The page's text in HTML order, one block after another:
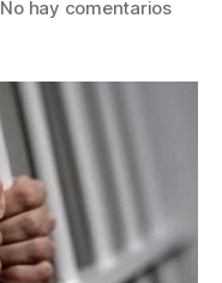
No hay comentariosen
exjefe
de
tres